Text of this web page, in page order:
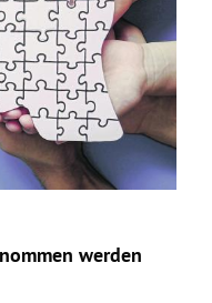
werden